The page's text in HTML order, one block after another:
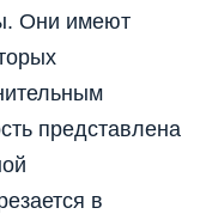
Они имеют
представлена
в